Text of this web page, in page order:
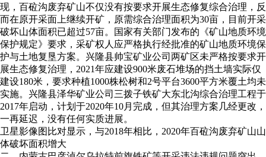
现，百砬沟废弃矿山不仅没有按要求开展生态修复综合治理，反
而在原开采面上继续开矿，原需综合治理面积为30亩，目前开采
破坏山体面积已超过57亩。国家有关部门发布的《矿山地质环境
保护规定》要求，采矿权人应严格执行经批准的矿山地质环境保
护与土地复垦方案。兴隆县帅宝矿业公司两矿区未严格按要求开
展生态修复治理，2021年应建设900米废石堆场的挡土墙实际仅
建设180米，要求种植1000株松树和2号平台3600平方米覆土均未
实施。兴隆县泽华矿业公司三拨子铁矿大东北沟综合治理工程于
2017年启动，计划于2020年10月完成，但其治理方案几经更改，
一再延迟，没有任何实质进展。
卫星影像图比对显示，与2018年相比，2020年百砬沟废弃矿山山
体破坏面积增大